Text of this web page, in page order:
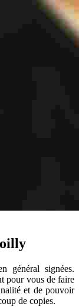
général signées.
pour vous de faire
et de pouvoir
de copies.